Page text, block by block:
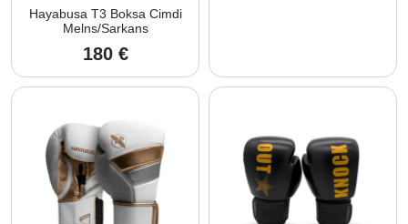
Hayabusa T3 Boksa Cimdi
Melns/Sarkans
180 €